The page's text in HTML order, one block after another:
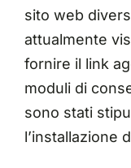
sito web
attualmente
fornire il link
moduli di
sono stati
l’installazione